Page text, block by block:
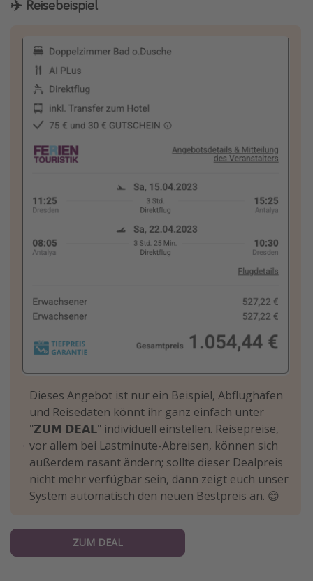
✈️ Reisebeispiel
Dieses Angebot ist nur ein Beispiel, Abflughäfen
und Reisedaten könnt ihr ganz einfach unter
"𝗭𝗨𝗠 𝗗𝗘𝗔𝗟" individuell einstellen. Reisepreise,
vor allem bei Lastminute-Abreisen, können sich
außerdem rasant ändern; sollte dieser Dealpreis
nicht mehr verfügbar sein, dann zeigt euch unser
System automatisch den neuen Bestpreis an. 😊
ZUM DEAL